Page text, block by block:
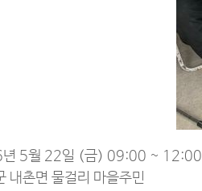
년 5월 22일 (금) 09:00 ~ 12:00
내촌면 물걸리 마을주민